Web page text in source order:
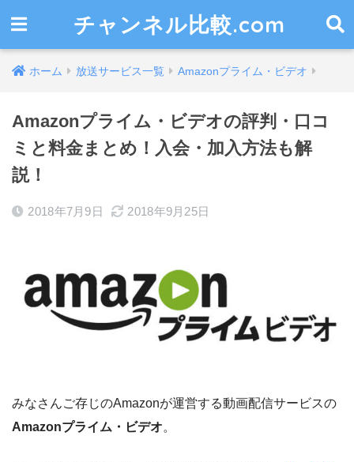
チャンネル比較.com
ホーム 放送サービス一覧 Amazonプライム・ビデオ
Amazonプライム・ビデオの評判・口コ
ミと料金まとめ！入会・加入方法も解
説！
2018年7月9日 2018年9月25日
みなさんご存じのAmazonが運営する動画配信サービスの
Amazonプライム・ビデオ。